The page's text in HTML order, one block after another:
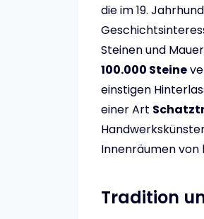
die im 19.
Steinen und
100.000 Steine
einstigen
einer Art
Innenräumen von
Tradition